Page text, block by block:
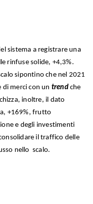
sistema a registrare una
rinfuse solide, +4,3%.
sipontino che nel 2021
merci con un trendche
inoltre, il dato
+169%, frutto
e degli investimenti
il traffico delle
nello scalo.